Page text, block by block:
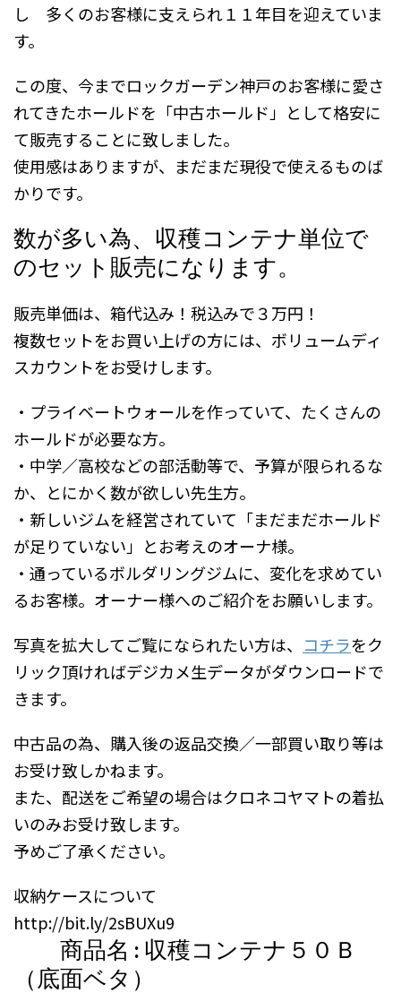
し 多くのお客様に支えられ１１年目を迎えていま
す。
この度、今までロックガーデン神戸のお客様に愛さ
れてきたホールドを「中古ホールド」として格安に
て販売することに致しました。
使用感はありますが、まだまだ現役で使えるものば
かりです。
数が多い為、収穫コンテナ単位で
のセット販売になります。
販売単価は、箱代込み！税込みで３万円！
複数セットをお買い上げの方には、ボリュームディ
スカウントをお受けします。
・プライベートウォールを作っていて、たくさんの
ホールドが必要な方。
・中学／高校などの部活動等で、予算が限られるな
か、とにかく数が欲しい先生方。
・新しいジムを経営されていて「まだまだホールド
が足りていない」とお考えのオーナ様。
・通っているボルダリングジムに、変化を求めてい
るお客様。オーナー様へのご紹介をお願いします。
写真を拡大してご覧になられたい方は、
コチラをク
リック頂ければデジカメ生データがダウンロードで
きます。
中古品の為、購入後の返品交換／一部買い取り等は
お受け致しかねます。
また、配送をご希望の場合はクロネコヤマトの着払
いのみお受け致します。
予めご了承ください。
収納ケースについて
http://bit.ly/2sBUXu9
商品名 : 収穫コンテナ５０Ｂ
（底面ベタ）